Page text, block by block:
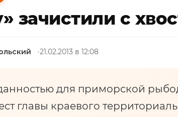
зачистили с
21.02.2013 в 12:08
для приморской
главы краевого